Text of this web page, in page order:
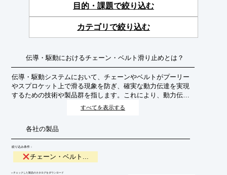
目的・課題で絞り込む
カテゴリで絞り込む
伝導・駆動におけるチェーン・ベルト滑り止めとは？
伝導・駆動システムにおいて、チェーンやベルトがプーリー
やスプロケット上で滑る現象を防ぎ、確実な動力伝達を実現
するための技術や製品群を指します。これにより、動力伝達
の効率低下、摩耗の促進、騒音の発生、さらにはシステム全
体の故障といった問題を回避します。
すべてを表示する
各社の製品
絞り込み条件：
チェーン・ベルト...
​▼チェックした製品のカタログをダウンロード